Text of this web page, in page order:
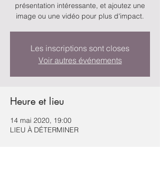
présentation intéressante, et ajoutez une
image ou une vidéo pour plus d'impact.
Les inscriptions sont closes
Voir autres événements
Heure et lieu
14 mai 2020, 19:00
LIEU À DÉTERMINER